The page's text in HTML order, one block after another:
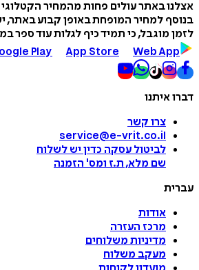
אצלנו באתר עולים פחות מהמחיר
בנוסף למחיר המופחת באופן קבוע באתר,
לזמן מוגבל, כי תמיד כיף לגלות עוד ספר
Play
App Store Web App
דברו איתנו
צרו קשר
service@e-vrit.co.il
לביטול עסקה כדין יש לשלוח
שם מלא, ת.ז ומס' הזמנה
עברית
אודות
מרכז העזרה
מדיניות משלוחים
מעקב משלוח